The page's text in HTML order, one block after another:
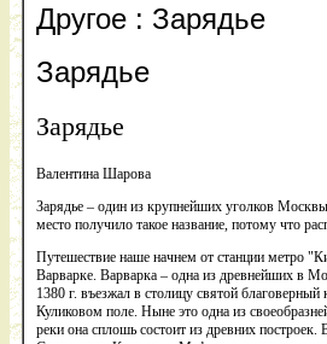
Другое : Зарядье
Зарядье
Зарядье
Валентина Шарова
Зарядье – один из крупнейших уголков
место получило такое название, потому что
Путешествие наше начнем от станции метро
Варварке. Варварка – одна из древнейших в
1380 г. въезжал в столицу святой
Куликовом поле. Ныне это одна из
реки она сплошь состоит из древних